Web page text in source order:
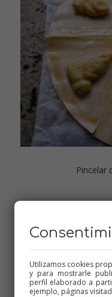
Pincelar
Utilizamos cookies
y para mostrarle
perfil elaborado a
ejemplo, páginas